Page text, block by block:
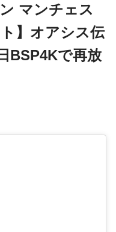
マンチェス
】オアシス伝
BSP4Kで再放